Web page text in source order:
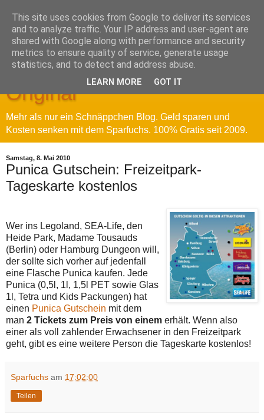
Sparfuchs' Blog - Das
Original
Mehr als nur ein Schnäppchen Blog. Geld sparen und
Kosten senken mit dem Sparfuchs. 100% Gratis seit 2009.
Samstag, 8. Mai 2010
Punica Gutschein: Freizeitpark-
Tageskarte kostenlos
Wer ins Legoland, SEA-Life, den
Heide Park, Madame Tousauds
(Berlin) oder Hamburg Dungeon will,
der sollte sich vorher auf jedenfall
eine Flasche Punica kaufen. Jede
Punica (0,5l, 1l, 1,5l PET sowie Glas
1l, Tetra und Kids Packungen) hat
einen Punica Gutschein mit dem
man 2 Tickets zum Preis von einem erhält. Wenn also
einer als voll zahlender Erwachsener in den Freizeitpark
geht, gibt es eine weitere Person die Tageskarte kostenlos!
Sparfuchs am 17:02:00
Teilen
This site uses cookies from Google to deliver its services
and to analyze traffic. Your IP address and user-agent are
shared with Google along with performance and security
metrics to ensure quality of service, generate usage
statistics, and to detect and address abuse.
LEARN MORE GOT IT